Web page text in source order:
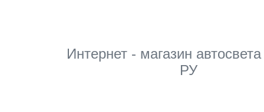
Интернет - магазин
РУ